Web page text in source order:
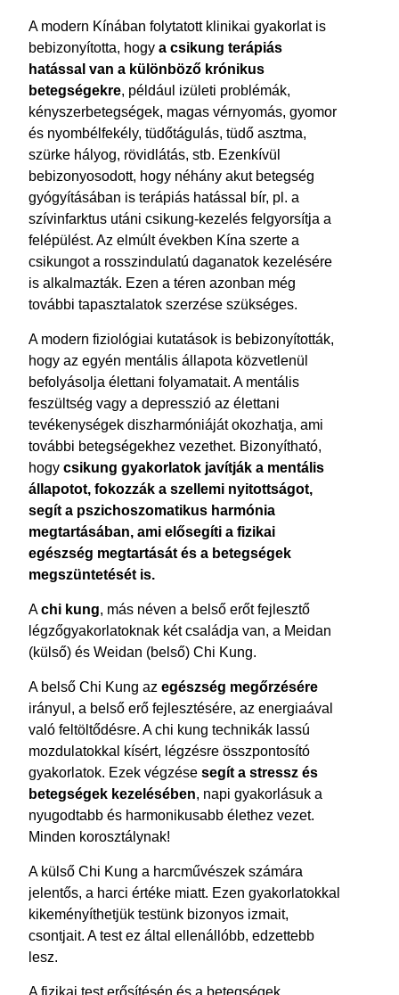
A modern Kínában folytatott klinikai gyakorlat is
bebizonyította, hogy a csikung terápiás
hatással van a különböző krónikus
betegségekre, például izületi problémák,
kényszerbetegségek, magas vérnyomás, gyomor
és nyombélfekély, tüdőtágulás, tüdő asztma,
szürke hályog, rövidlátás, stb. Ezenkívül
bebizonyosodott, hogy néhány akut betegség
gyógyításában is terápiás hatással bír, pl. a
szívinfarktus utáni csikung-kezelés felgyorsítja a
felépülést. Az elmúlt években Kína szerte a
csikungot a rosszindulatú daganatok kezelésére
is alkalmazták. Ezen a téren azonban még
további tapasztalatok szerzése szükséges.
A modern fiziológiai kutatások is bebizonyították,
hogy az egyén mentális állapota közvetlenül
befolyásolja élettani folyamatait. A mentális
feszültség vagy a depresszió az élettani
tevékenységek diszharmóniáját okozhatja, ami
további betegségekhez vezethet. Bizonyítható,
hogy csikung gyakorlatok javítják a mentális
állapotot, fokozzák a szellemi nyitottságot,
segít a pszichoszomatikus harmónia
megtartásában, ami elősegíti a fizikai
egészség megtartását és a betegségek
megszüntetését is.
Achi kung, más néven a belső erőt fejlesztő
légzőgyakorlatoknak két családja van, a Meidan
(külső) és Weidan (belső) Chi Kung.
A belső Chi Kung az egészség megőrzésére
irányul, a belső erő fejlesztésére, az energiaával
való feltöltődésre. A chi kung technikák lassú
mozdulatokkal kísért, légzésre összpontosító
gyakorlatok. Ezek végzése segít a stressz és
betegségek kezelésében, napi gyakorlásuk a
nyugodtabb és harmonikusabb élethez vezet.
Minden korosztálynak!
A külső Chi Kung a harcművészek számára
jelentős, a harci értéke miatt. Ezen gyakorlatokkal
kikeményíthetjük testünk bizonyos izmait,
csontjait. A test ez által ellenállóbb, edzettebb
lesz.
A fizikai test erősítésén és a betegségek